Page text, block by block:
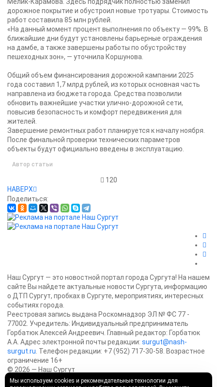
дорожное покрытие и обустроил новые тротуары. Стоимость
работ составила 85 млн рублей.
«На данный момент процент выполнения по объекту — 99%. В
ближайшие дни будут установлены барьерные ограждения
на дамбе, а также завершены работы по обустройству
пешеходных зон», — уточнила Коршунова.
Общий объем финансирования дорожной кампании 2025
года составил 1,7 млрд рублей, из которых основная часть
направлена из бюджета города. Средства позволили
обновить важнейшие участки улично-дорожной сети,
повысив безопасность и комфорт передвижения для
жителей.
Завершение ремонтных работ планируется к началу ноября.
После финальной проверки технических параметров
объекты будут официально введены в эксплуатацию.
Автор статьи
120
НАВЕРХ
Поделиться:
Наш Сургут — это новостной портал города Сургута! На нашем
сайте Вы найдете актуальные новости Сургута, информацию
о ДТП Сургут, пробках в Сургуте, мероприятиях, интересных
событиях города.
Реестровая запись выдана Роскомнадзор ЭЛ № ФС 77 -
77002. Учредитель: Индивидуальный предприниматель
Горбатюк Алексей Андреевич. Главный редактор: Горбатюк
А.А. Адрес электронной почты редакции: surgut@nash-
surgut.ru . Телефон редакции: +7 (952) 717-30-58. Возрастное
ограничение 16+
© 2026 — Наш Сургут
Политика конфиденциальностиО насПредложить новость
Мы используем cookies и рекомендательные технологии для